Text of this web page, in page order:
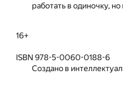
работать в одиночку,
16+
ISBN 978-5-0060-0188-6
Создано в